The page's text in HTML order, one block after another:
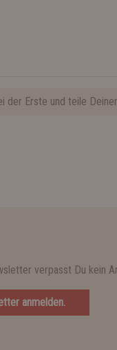
der Erste und teile
verpasst Du kein
anmelden.